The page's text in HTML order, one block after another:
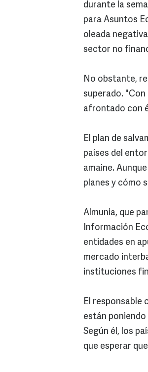
durante la
para Asuntos
oleada
sector no
No obstante,
superado. "Con
afrontado con
El plan de
países del
amaine.
planes y cómo
Almunia, que
Información
entidades en
mercado
instituciones
El responsable
están
Según él, los
que esperar